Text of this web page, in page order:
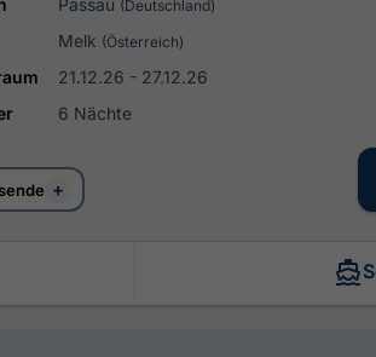
Passau (Deutschland)
Melk (Österreich)
21.12.26 - 27.12.26
6 Nächte
+